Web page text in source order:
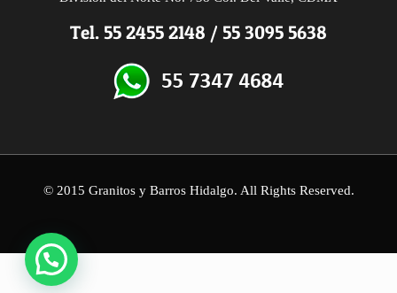
Tel. 55 2455 2148 / 55 3095 5638
© 2015 Granitos y Barros Hidalgo. All Rights Reserved.